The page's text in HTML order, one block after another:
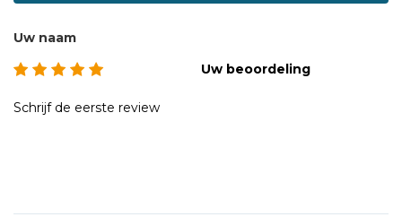
Uw naam
Uw beoordeling
Schrijf de eerste review